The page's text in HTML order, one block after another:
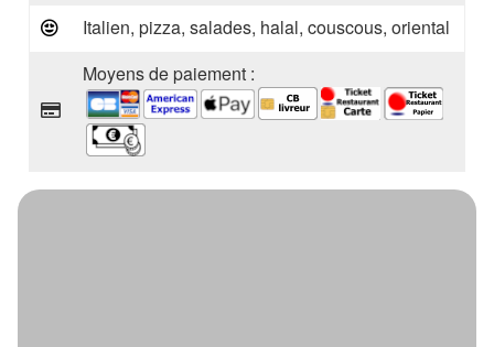
Italien, pizza, salades, halal, couscous, oriental
Moyens de paiement :